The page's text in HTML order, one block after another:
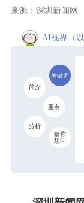
来源：深圳新闻网
AI视界 （
关键词
简介
重点
分析
猜你
想问